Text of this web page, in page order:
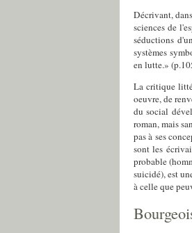
Décrivant,
sciences de
séductions
systèmes
en lutte.»
La critique
oeuvre, de
du social
roman, mais
pas à ses
sont les
probable
suicidé), est
à celle que